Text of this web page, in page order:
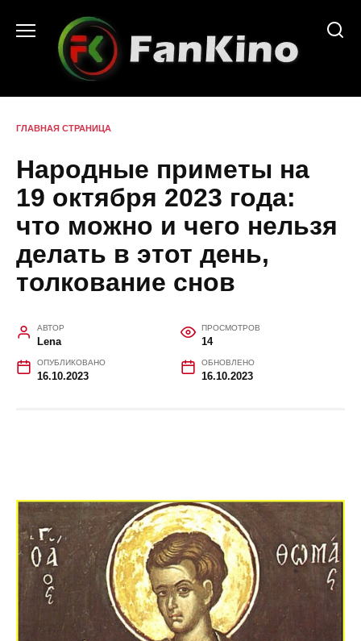
содержанию
ГЛАВНАЯ СТРАНИЦА
Народные приметы на
19 октября 2023 года:
что можно и чего нельзя
делать в этот день,
толкование снов
АВТОР
Lena
ПРОСМОТРОВ
14
ОПУБЛИКОВАНО
16.10.2023
ОБНОВЛЕНО
16.10.2023